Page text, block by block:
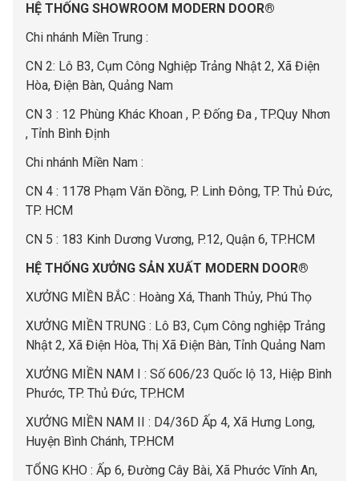
HỆ THỐNG SHOWROOM MODERN DOOR®
Chi nhánh Miền Trung :
CN 2: Lô B3, Cụm Công Nghiệp Trảng Nhật 2, Xã Điện
Hòa, Điện Bàn, Quảng Nam
CN 3 : 12 Phùng Khác Khoan , P. Đống Đa , TP.Quy Nhơn
, Tỉnh Bình Định
Chi nhánh Miền Nam :
CN 4 : 1178 Phạm Văn Đồng, P. Linh Đông, TP. Thủ Đức,
TP. HCM
CN 5 : 183 Kinh Dương Vương, P.12, Quận 6, TP.HCM
HỆ THỐNG XƯỞNG SẢN XUẤT MODERN DOOR®
XƯỞNG MIỀN BẮC : Hoàng Xá, Thanh Thủy, Phú Thọ
XƯỞNG MIỀN TRUNG : Lô B3, Cụm Công nghiệp Trảng
Nhật 2, Xã Điện Hòa, Thị Xã Điện Bàn, Tỉnh Quảng Nam
XƯỞNG MIỀN NAM I : Số 606/23 Quốc lộ 13, Hiệp Bình
Phước, TP. Thủ Đức, TP.HCM
XƯỞNG MIỀN NAM II : D4/36D Ấp 4, Xã Hưng Long,
Huyện Bình Chánh, TP.HCM
TỔNG KHO : Ấp 6, Đường Cây Bài, Xã Phước Vĩnh An,